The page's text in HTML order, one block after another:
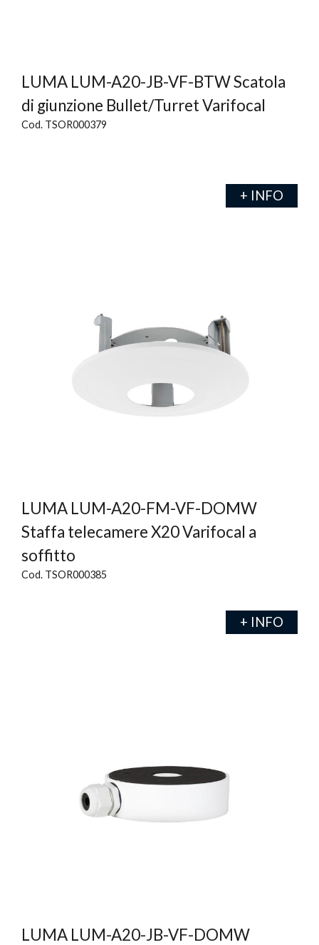
LUMA LUM-A20-JB-VF-BTW Scatola
di giunzione Bullet/Turret Varifocal
Cod. TSOR000379
+ INFO
LUMA LUM-A20-FM-VF-DOMW
Staffa telecamere X20 Varifocal a
soffitto
Cod. TSOR000385
+ INFO
LUMA LUM-A20-JB-VF-DOMW